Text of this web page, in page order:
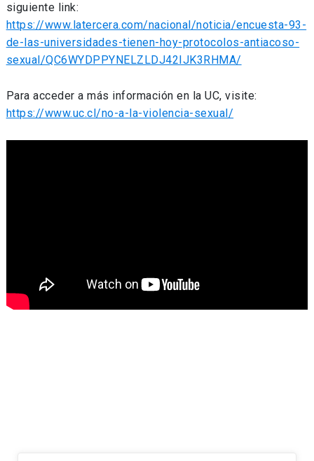
siguiente link:
https://www.latercera.com/nacional/noticia/encuesta-93-
de-las-universidades-tienen-hoy-protocolos-antiacoso-
sexual/QC6WYDPPYNELZLDJ42IJK3RHMA/
Para acceder a más información en la UC, visite:
https://www.uc.cl/no-a-la-violencia-sexual/